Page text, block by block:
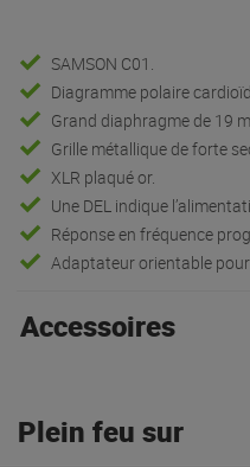
SAMSON C01.
Diagramme polaire
Grand diaphragme de 19
Grille métallique de forte
XLR plaqué or.
Une DEL indique
Réponse en fréquence
Adaptateur orientable pour
Accessoires
Plein feu sur